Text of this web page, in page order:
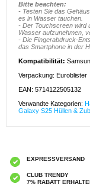
Bitte beachten:
- Testen Sie das
es in Wasser tauchen.
- Der Touchscreen wird
Wasser aufzunehmen,
- Die Fingerabdruck-
das Smartphone in der
Kompatibilität:
Verpackung: Euroblister
EAN: 5714122505132
Verwandte Kategorien:
Galaxy S25 Hüllen &
EXPRESSVERSAND
CLUB TRENDY
7% RABATT